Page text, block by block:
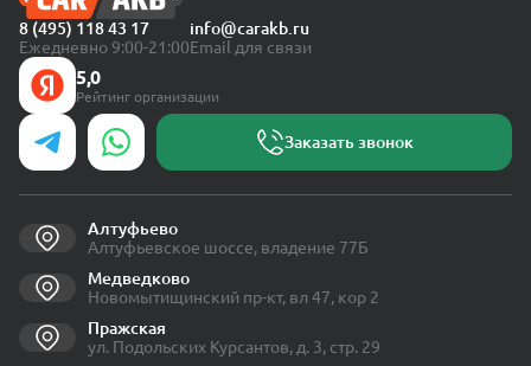
8 (495) 118 43 17
Ежедневно 9:00-21:00
info@carakb.ru
Email для связи
5,0
Рейтинг организации
Заказать звонок
Алтуфьево
Алтуфьевское шоссе, владение 77Б
Медведково
Новомытищинский пр-кт, вл 47, кор 2
Пражская
ул. Подольских Курсантов, д. 3, стр. 29